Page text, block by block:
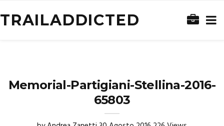
TRAILADDICTED
Memorial-Partigiani-Stellina-2016-
65803